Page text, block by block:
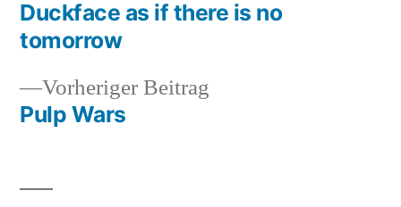
Beitragsnavigation
Vorheriger Beitrag
Pulp Wars
Beitrag:
Duckface as if there is no
tomorrow